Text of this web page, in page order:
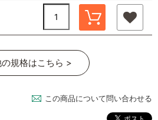
規格はこちら >
この商品について問い合わせる